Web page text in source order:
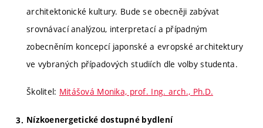
architektonické kultury. Bude se obecněji zabývat
srovnávací analýzou, interpretací a případným
zobecněním koncepcí japonské a evropské architektury
ve vybraných případových studiích dle volby studenta.
Školitel: Mitášová Monika, prof. Ing. arch., Ph.D.
Nízkoenergetické dostupné bydlení